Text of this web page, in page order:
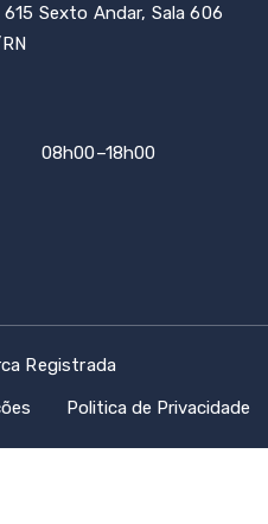
615 Sexto Andar, Sala 606
Registrada
Politica de Privacidade